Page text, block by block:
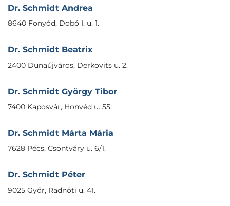
Dr. Schmidt Andrea
8640 Fonyód, Dobó I. u. 1.
Dr. Schmidt Beatrix
2400 Dunaújváros, Derkovits u. 2.
Dr. Schmidt György Tibor
7400 Kaposvár, Honvéd u. 55.
Dr. Schmidt Márta Mária
7628 Pécs, Csontváry u. 6/1.
Dr. Schmidt Péter
9025 Győr, Radnóti u. 41.